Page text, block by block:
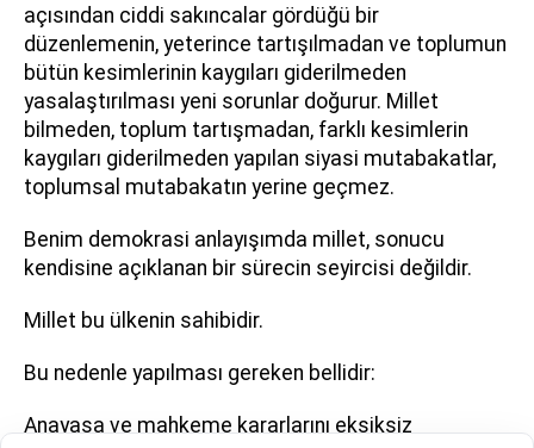
açısından ciddi sakıncalar gördüğü bir
düzenlemenin, yeterince tartışılmadan ve toplumun
bütün kesimlerinin kaygıları giderilmeden
yasalaştırılması yeni sorunlar doğurur. Millet
bilmeden, toplum tartışmadan, farklı kesimlerin
kaygıları giderilmeden yapılan siyasi mutabakatlar,
toplumsal mutabakatın yerine geçmez.
Benim demokrasi anlayışımda millet, sonucu
kendisine açıklanan bir sürecin seyircisi değildir.
Millet bu ülkenin sahibidir.
Bu nedenle yapılması gereken bellidir:
Anayasa ve mahkeme kararlarını eksiksiz